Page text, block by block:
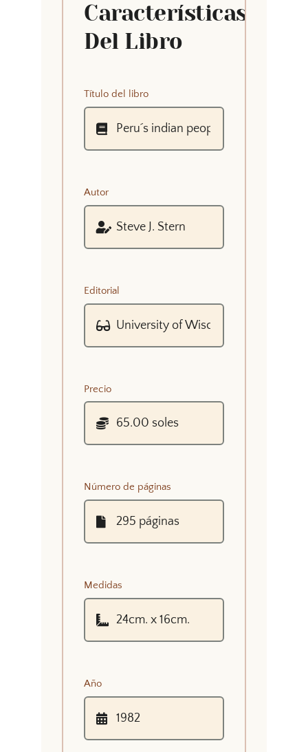
Características
Del Libro
Título del libro
Autor
Editorial
Precio
Número de páginas
Medidas
Año